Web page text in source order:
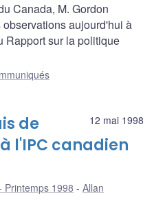
Canada, M. Gordon
aujourd'hui à
Rapport sur la politique
12 mai 1998
de
l'IPC canadien
Printemps 1998
Allan